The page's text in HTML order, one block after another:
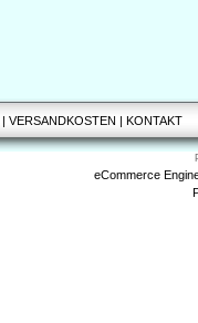
| VERSANDKOSTEN | KONTAKT
eCommerce